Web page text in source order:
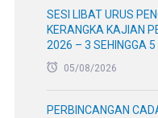
SESI LIBAT URUS
KERANGKA KAJIAN
2026 – 3 SEHINGGA
05/08/2026
PERBINCANGAN